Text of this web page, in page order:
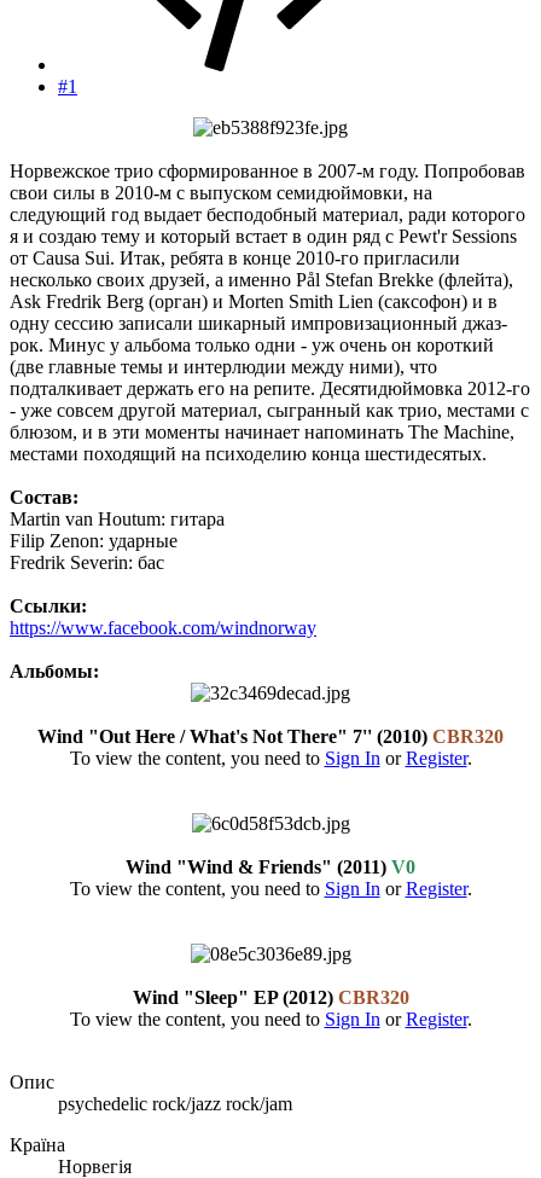
#1
Норвежское трио сформированное в 2007-м году. Попробовав
свои силы в 2010-м с выпуском семидюймовки, на
следующий год выдает бесподобный материал, ради которого
я и создаю тему и который встает в один ряд с Pewt'r Sessions
от Causa Sui. Итак, ребята в конце 2010-го пригласили
несколько своих друзей, а именно Pål Stefan Brekke (флейта),
Ask Fredrik Berg (орган) и Morten Smith Lien (саксофон) и в
одну сессию записали шикарный импровизационный джаз-
рок. Минус у альбома только одни - уж очень он короткий
(две главные темы и интерлюдии между ними), что
подталкивает держать его на репите. Десятидюймовка 2012-го
- уже совсем другой материал, сыгранный как трио, местами с
блюзом, и в эти моменты начинает напоминать The Machine,
местами походящий на психоделию конца шестидесятых.
Состав:
Martin van Houtum: гитара
Filip Zenon: ударные
Fredrik Severin: бас
Ссылки:
https://www.facebook.com/windnorway
Альбомы:
Wind "Out Here / What's Not There" 7'' (2010) CBR320
To view the content, you need to Sign In orRegister.
Wind "Wind & Friends" (2011) V0
To view the content, you need to Sign In orRegister.
Wind "Sleep" EP (2012) CBR320
To view the content, you need to Sign In orRegister.
Опис
psychedelic rock/jazz rock/jam
Країна
Норвегія